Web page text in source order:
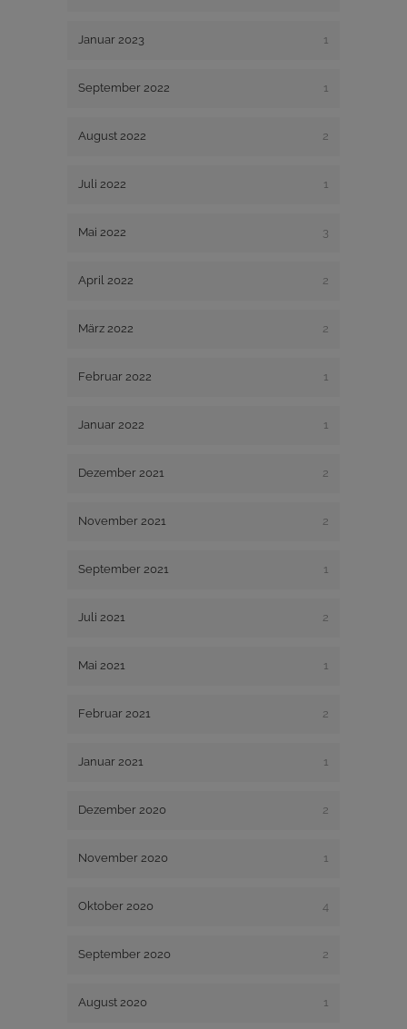
Januar 2023 1
September 2022 1
August 2022 2
Juli 2022 1
Mai 2022 3
April 2022 2
März 2022 2
Februar 2022 1
Januar 2022 1
Dezember 2021 2
November 2021 2
September 2021 1
Juli 2021 2
Mai 2021 1
Februar 2021 2
Januar 2021 1
Dezember 2020 2
November 2020 1
Oktober 2020 4
September 2020 2
August 2020 1